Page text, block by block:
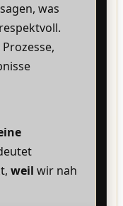
was
weil wir nah